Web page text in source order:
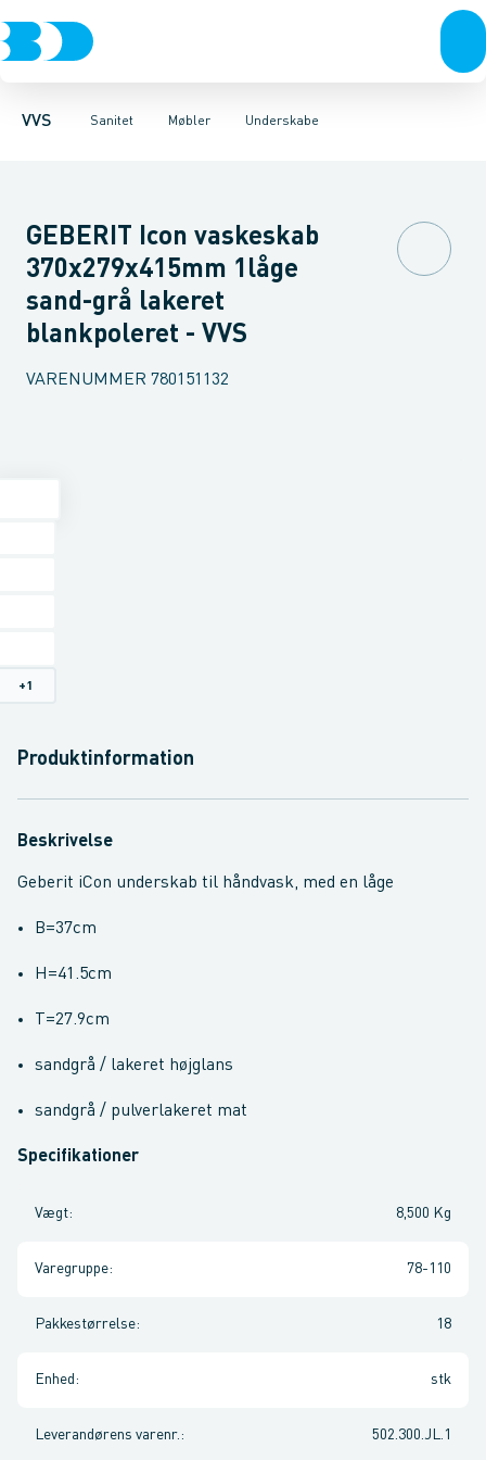
VVS Sanitet
Rør & fittingsPressfittings & rørKuglehaner & ventiler
Møbler
Toiletter, sæder og cisterner VaskeArmaturer
Underskabe
Møbelsæt & pakkerUnderskabeHøjskabe
GEBERIT Icon vaskeskab
370x279x415mm 1låge
sand-grå lakeret
blankpoleret - VVS
VARENUMMER 780151132
+1
Produktinformation
Beskrivelse
Geberit iCon underskab til håndvask, med en låge
B=37cm
H=41.5cm
T=27.9cm
sandgrå / lakeret højglans
sandgrå / pulverlakeret mat
Specifikationer
Vægt: 8,500 Kg
Varegruppe: 78-110
Pakkestørrelse: 18
Enhed : stk
Leverandørens varenr. : 502.300.JL.1